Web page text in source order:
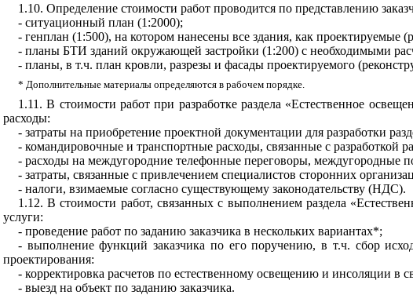
1.10. Определение стоимости работ проводится по представлению
- ситуационный план (1:2000);
- генплан (1:500), на котором нанесены все здания, как
- планы БТИ зданий окружающей застройки (1:200) с необходимыми
- планы, в т.ч. план кровли, разрезы и фасады проектируемого
* Дополнительные материалы определяются в рабочем порядке.
1.11. В стоимости работ при разработке раздела «Естественное
расходы:
- затраты на приобретение проектной документации для разработки
- командировочные и транспортные расходы, связанные с разработкой
- расходы на междугородние телефонные переговоры, междугородные
- затраты, связанные с привлечением специалистов сторонних
- налоги, взимаемые согласно существующему законодательству (НДС).
1.12. В стоимости работ, связанных с выполнением раздела
услуги:
- проведение работ по заданию заказчика в нескольких вариантах*;
- выполнение функций заказчика по его поручению, в т.ч. сбор
проектирования:
- корректировка расчетов по естественному освещению и инсоляции в
- выезд на объект по заданию заказчика.